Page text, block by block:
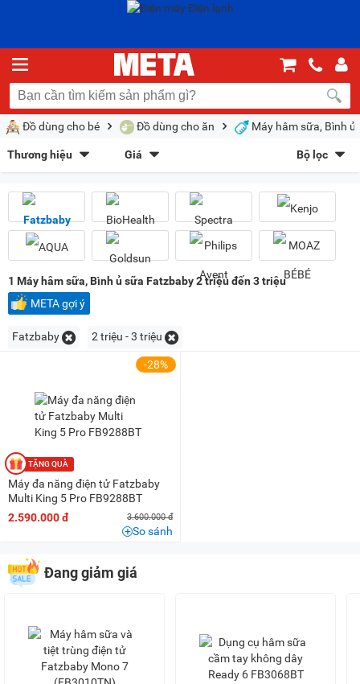
Đồ dùng cho bé Đồ dùng cho ăn Máy hâm sữa, Bình ủ
Thương hiệu
Fatzbaby (28)
Philips Avent (2) MOAZ BÉBÉ(1)
Giá
Sắp xếp theo
Bán chạy nhất Giá tăng dần Giá giảm dần Giảm giá
Mới nhất Trả góp META gợi ý
Dạng lưới
Chọn khoảng giá
1 triệu - 1,5 triệu
(9)
1,5 triệu - 2 triệu (2)
2 triệu - 3 triệu
Bộ lọc
1 Máy hâm sữa, Bình ủ sữa Fatzbaby 2 triệu đến 3 triệu
META gợi ý
Fatzbaby 2 triệu - 3 triệu
-28%
Máy đa năng điện tử Fatzbaby
Multi King 5 Pro FB9288BT
2.590.000 đ
3.600.000 đ
So sánh
Đang giảm giá